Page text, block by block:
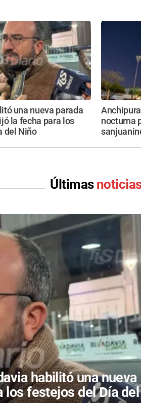
una nueva parada
la fecha para los
del Niño
nocturna
Últimas
habilitó una nueva
los festejos del Día del